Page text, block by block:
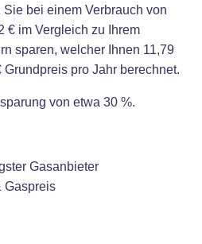
bei einem Verbrauch von
€ im Vergleich zu Ihrem
sparen, welcher Ihnen 11,79
pro Jahr berechnet.
von etwa 30 %.